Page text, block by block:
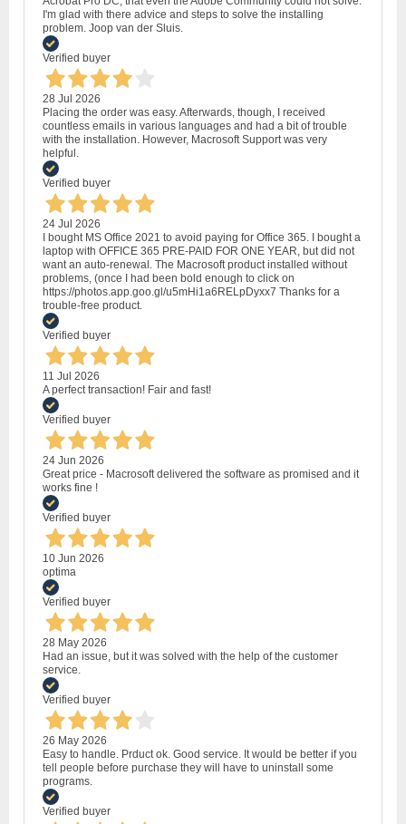
I'm glad with there advice and steps to solve the installing
problem. Joop van der Sluis.
Verified buyer
28 Jul 2026
Placing the order was easy. Afterwards, though, I received
countless emails in various languages and had a bit of trouble
with the installation. However, Macrosoft Support was very
helpful.
Verified buyer
24 Jul 2026
I bought MS Office 2021 to avoid paying for Office 365. I bought a
laptop with OFFICE 365 PRE-PAID FOR ONE YEAR, but did not
want an auto-renewal. The Macrosoft product installed without
problems, (once I had been bold enough to click on
https://photos.app.goo.gl/u5mHi1a6RELpDyxx7 Thanks for a
trouble-free product.
Verified buyer
11 Jul 2026
A perfect transaction! Fair and fast!
Verified buyer
24 Jun 2026
Great price - Macrosoft delivered the software as promised and it
works fine !
Verified buyer
10 Jun 2026
optima
Verified buyer
28 May 2026
Had an issue, but it was solved with the help of the customer
service.
Verified buyer
26 May 2026
Easy to handle. Prduct ok. Good service. It would be better if you
tell people before purchase they will have to uninstall some
programs.
Verified buyer